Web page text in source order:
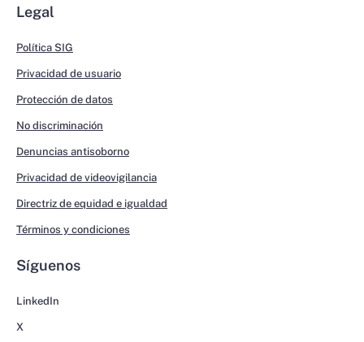
Legal
Política SIG
Privacidad de usuario
Protección de datos
No discriminación
Denuncias antisoborno
Privacidad de videovigilancia
Directriz de equidad e igualdad
Términos y condiciones
Síguenos
LinkedIn
X